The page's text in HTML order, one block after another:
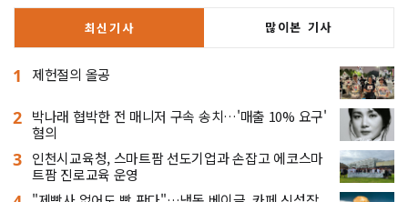
최신기사 많이본 기사
1 제헌절의 올공
2 박나래 협박한 전 매니저 구속 송치…'매출 10% 요구'
혐의
3 인천시교육청, 스마트팜 선도기업과 손잡고 에코스마
트팜 진로교육 운영